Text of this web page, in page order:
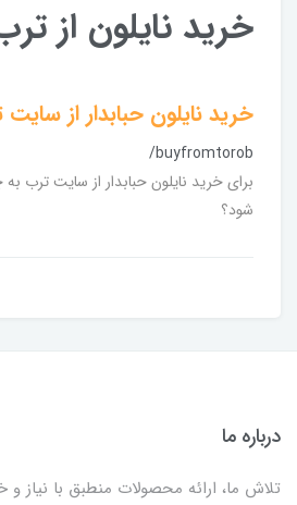
خرید نایلون از
خرید نایلون حبابدار از
/buyfromtorob
برای خرید نایلون حبابدار از سایت ترب
شود؟
درباره ما
تلاش ما، ارائه محصولات منطبق با نیاز